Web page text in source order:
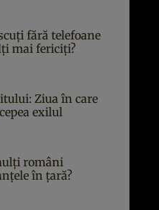
fără telefoane
mai fericiți?
Ziua în care
exilul
români
în țară?